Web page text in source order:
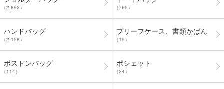
（2,892） （765）
ハンドバッグ
（2,158）
ブリーフケース、書類かばん
（19）
ボストンバッグ
（114）
ポシェット
（24）